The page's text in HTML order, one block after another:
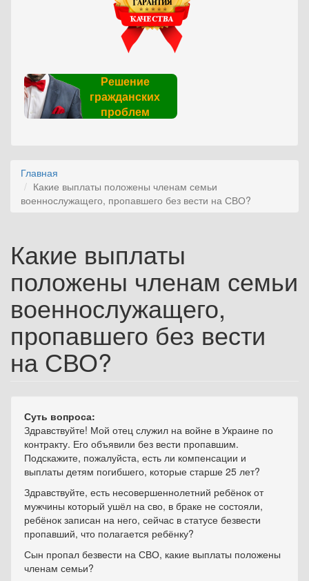
Решение
гражданских
проблем
Главная
Какие выплаты положены членам семьи
военнослужащего, пропавшего без вести на СВО?
Какие выплаты
положены членам семьи
военнослужащего,
пропавшего без вести
на СВО?
Суть вопроса:
Здравствуйте! Мой отец служил на войне в Украине по
контракту. Его объявили без вести пропавшим.
Подскажите, пожалуйста, есть ли компенсации и
выплаты детям погибшего, которые старше 25 лет?
Здравствуйте, есть несовершеннолетний ребёнок от
мужчины который ушёл на сво, в браке не состояли,
ребёнок записан на него, сейчас в статусе безвести
пропавший, что полагается ребёнку?
Сын пропал безвести на СВО, какие выплаты положены
членам семьи?